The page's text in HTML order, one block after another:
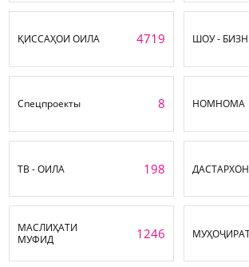
ҚИССАҲОИ ОИЛА 4719 ШОУ -
Спецпроекты 8 НОМНОМА
ТВ - ОИЛА 198 ДАСТАРХОН
МАСЛИҲАТИ
МУФИД
1246